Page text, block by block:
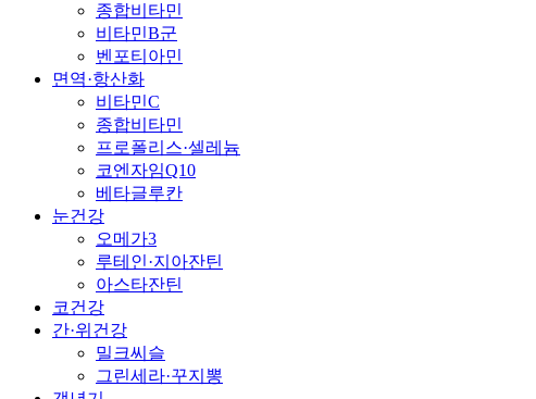
종합비타민
비타민B군
벤포티아민
면역·항산화
비타민C
종합비타민
프로폴리스·셀레늄
코엔자임Q10
베타글루칸
눈건강
오메가3
루테인·지아잔틴
아스타잔틴
코건강
간·위건강
밀크씨슬
그린세라·꾸지뽕